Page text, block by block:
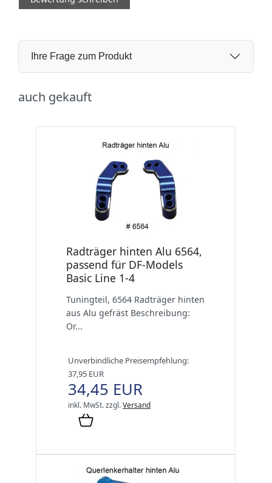
Ihre Frage zum Produkt
auch gekauft
Radträger hinten Alu 6564,
passend für DF-Models
Basic Line 1-4
Tuningteil, 6564 Radträger hinten
aus Alu gefräst Beschreibung:
Or...
Unverbindliche Preisempfehlung:
37,95 EUR
34,45 EUR
inkl. MwSt.zzgl.Versand